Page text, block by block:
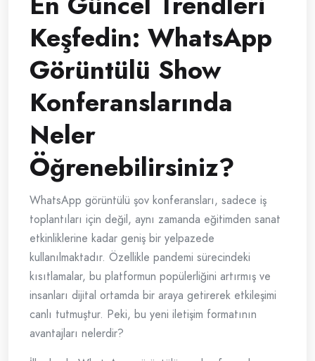
Keşfedin: WhatsApp
Görüntülü Show
Konferanslarında
Neler
Öğrenebilirsiniz?
WhatsApp görüntülü şov konferansları, sadece iş
toplantıları için değil, aynı zamanda eğitimden sanat
etkinliklerine kadar geniş bir yelpazede
kullanılmaktadır. Özellikle pandemi sürecindeki
kısıtlamalar, bu platformun popülerliğini artırmış ve
insanları dijital ortamda bir araya getirerek etkileşimi
canlı tutmuştur. Peki, bu yeni iletişim formatının
avantajları nelerdir?